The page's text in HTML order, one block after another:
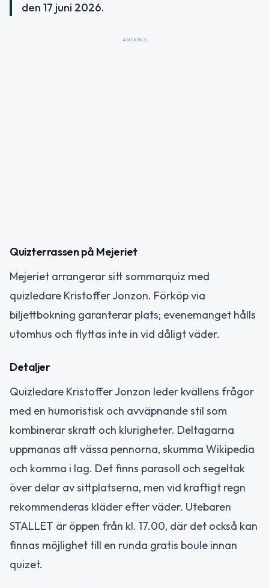
den 17 juni 2026.
ANNONS
Quizterrassen på Mejeriet
Mejeriet arrangerar sitt sommarquiz med
quizledare Kristoffer Jonzon. Förköp via
biljettbokning garanterar plats; evenemanget hålls
utomhus och flyttas inte in vid dåligt väder.
Detaljer
Quizledare Kristoffer Jonzon leder kvällens frågor
med en humoristisk och avväpnande stil som
kombinerar skratt och klurigheter. Deltagarna
uppmanas att vässa pennorna, skumma Wikipedia
och komma i lag. Det finns parasoll och segeltak
över delar av sittplatserna, men vid kraftigt regn
rekommenderas kläder efter väder. Utebaren
STALLET är öppen från kl. 17.00, där det också kan
finnas möjlighet till en runda gratis boule innan
quizet.